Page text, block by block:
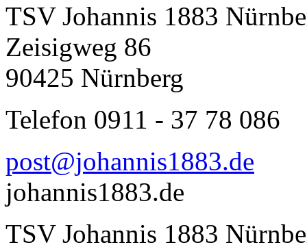
TSV Johannis 1883
Zeisigweg 86
90425 Nürnberg
Telefon 0911 - 37 78 086
post@johannis1883.de
johannis1883.de
TSV Johannis 1883